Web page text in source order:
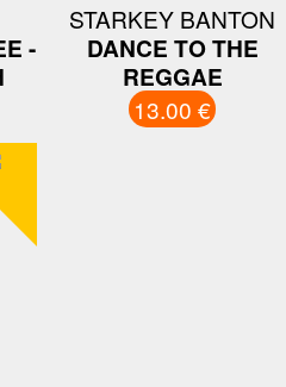
-
STARKEY BANTON
DANCE TO THE
REGGAE
13.00 €